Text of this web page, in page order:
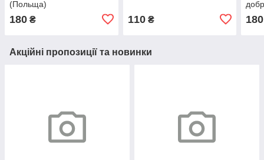
(Польща)
180 ₴ 110₴ 180
Акційні пропозиції та новинки